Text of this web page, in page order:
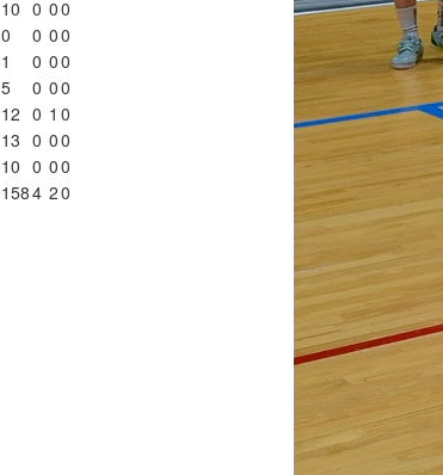
10 0 00
0 0 00
1 0 00
5 0 00
12 0 1 0
13 0 00
10 0 00
1584 20